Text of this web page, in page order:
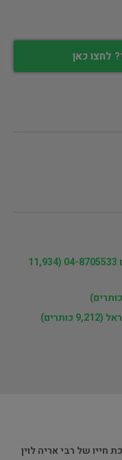
לחצו כאן
ספרים נוספים למכירה של מובי דיק ספרים 04-8705533 (11,934
חייו של רבי אריה לוין